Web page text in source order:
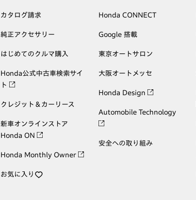
カタログ請求
純正アクセサリー
はじめてのクルマ購入
Honda公式中古車検索サイ
ト
クレジット＆カーリース
新車オンラインストア
Honda ON
Honda Monthly Owner
お気に入り
Honda CONNECT
Google 搭載
東京オートサロン
大阪オートメッセ
Honda Design
Automobile Technology
安全への取り組み